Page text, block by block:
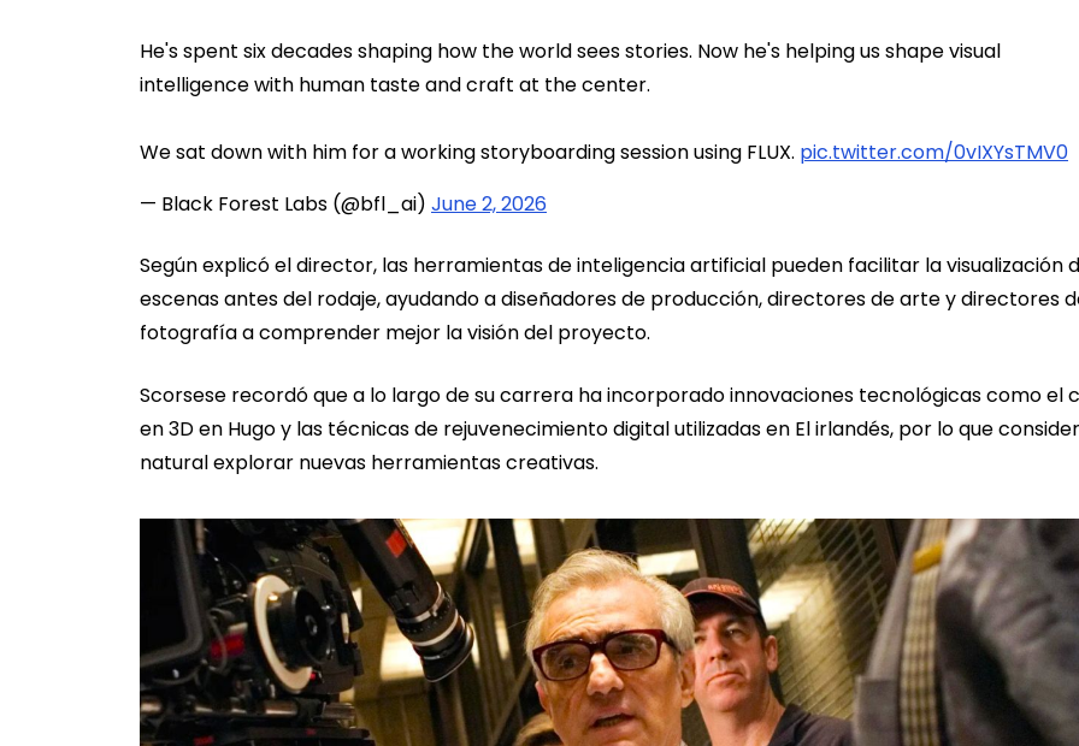
He's spent six decades shaping how the world sees stories. Now he's helping us shape visual
intelligence with human taste and craft at the center.
We sat down with him for a working storyboarding session using FLUX. pic.twitter.com/0vIXYsTMV0
— Black Forest Labs (@bfl_ai) June 2, 2026
Según explicó el director, las herramientas de inteligencia artificial pueden facilitar la visualización
escenas antes del rodaje, ayudando a diseñadores de producción, directores de arte y directores
fotografía a comprender mejor la visión del proyecto.
Scorsese recordó que a lo largo de su carrera ha incorporado innovaciones tecnológicas como el
en 3D en Hugo y las técnicas de rejuvenecimiento digital utilizadas en El irlandés, por lo que
natural explorar nuevas herramientas creativas.